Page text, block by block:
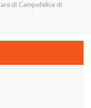
di Campofelice di